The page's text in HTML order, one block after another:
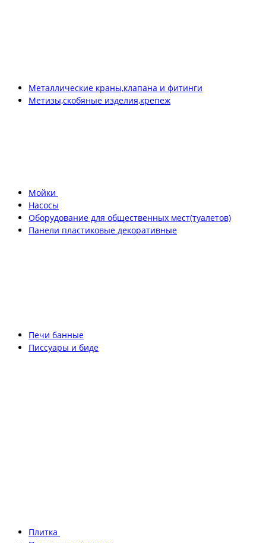
Металлические краны,клапана и фитинги
Метизы,скобяные изделия,крепеж
Мойки
Насосы
Оборудование для общественных мест(туалетов)
Панели пластиковые декоративные
Печи банные
Писсуары и биде
Плитка